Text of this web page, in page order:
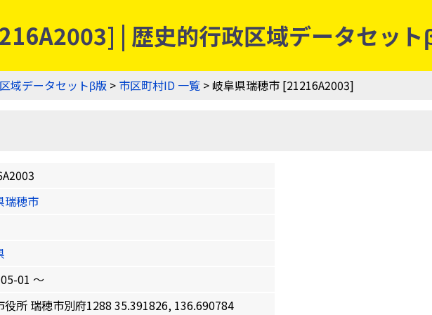
| 歴史的行政区域データセット
域データセットβ版 > 市区町村ID 一覧 > 岐阜県瑞穂市 [21216A2003]
瑞穂市
01 〜
役所 瑞穂市別府1288 35.391826, 136.690784